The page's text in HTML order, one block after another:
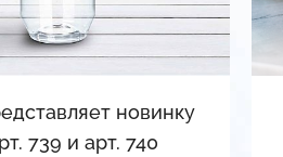
новинку
739 и арт. 740